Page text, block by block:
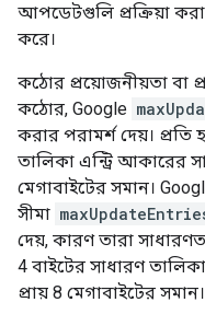
আপডেটগুলি প্রক্রিয়া
করে।
কঠোর প্রয়োজনীয়তা বা
কঠোর, Google
করার পরামর্শ দেয়। প্রতি
তালিকা এন্ট্রি আকারের
মেগাবাইটের সমান।
সীমা
দেয়, কারণ তারা
4 বাইটের সাধারণ
প্রায় 8 মেগাবাইটের সমান।